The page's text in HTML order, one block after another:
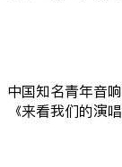
中国知名青年音
《来看我们的演